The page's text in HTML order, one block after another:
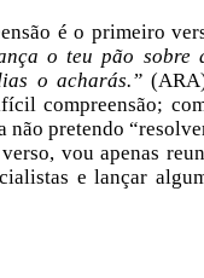
é o primeiro
o teu pão sobre
o acharás.”
compreensão;
não pretendo
vou apenas
e lançar